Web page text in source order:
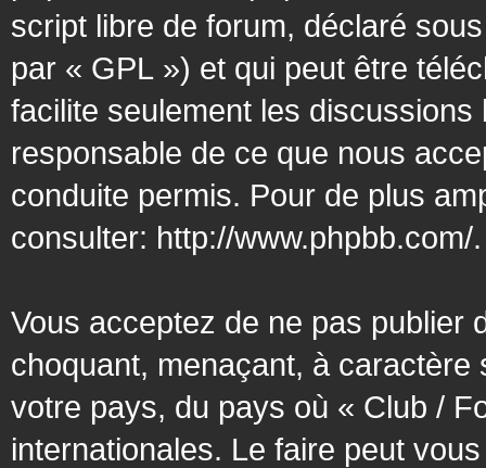
script libre de forum, déclaré
par « GPL ») et qui peut être
facilite seulement les
responsable de ce que nous
conduite permis. Pour de plus
consulter: http://www.phpbb.com/.
Vous acceptez de ne pas publier
choquant, menaçant, à
votre pays, du pays où « Club /
internationales. Le faire peut